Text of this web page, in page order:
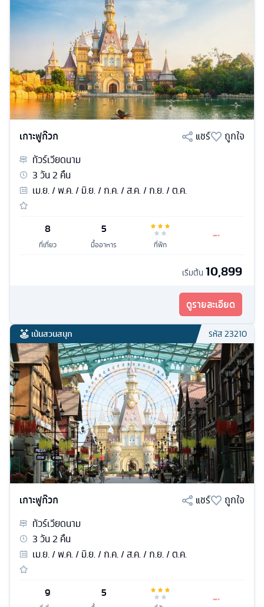
เกาะฟูก๊วก แชร์
ถูกใจ
ทัวร์เวียดนาม
3วัน2 คืน
เม.ย. / พ.ค. / มิ.ย. / ก.ค. / ส.ค. / ก.ย. / ต.ค.
8
ที่เที่ยว
5
มื้ออาหาร ที่พัก
เริ่มต้น 10,899
ดูรายละเอียด
เน้นสวนสนุก รหัส23210
เกาะฟูก๊วก แชร์
ถูกใจ
ทัวร์เวียดนาม
3วัน2 คืน
เม.ย. / พ.ค. / มิ.ย. / ก.ค. / ส.ค. / ก.ย. / ต.ค.
9 5